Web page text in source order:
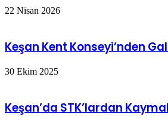
22 Nisan 2026
Keşan Kent Konseyi’nden
30 Ekim 2025
Keşan’da STK’lardan